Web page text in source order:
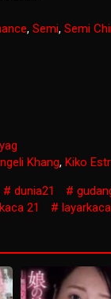
, Semi, Semi
Khang, Kiko
dunia21
21